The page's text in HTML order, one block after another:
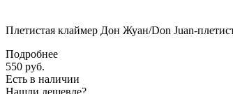
Плетистая клаймер Дон Жуан/Don Juan-
Подробнее
550 руб.
Есть в наличии